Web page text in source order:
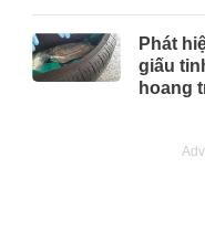
Phát
giấu
hoang